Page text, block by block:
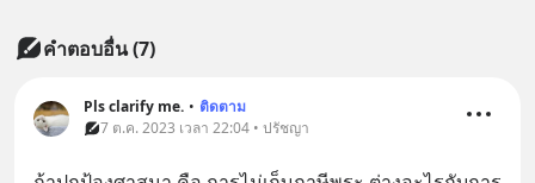
คำตอบอื่น(7)
Pls clarify me. • ติดตาม
7 ต.ค. 2023 เวลา 22:04 • ปรัชญา